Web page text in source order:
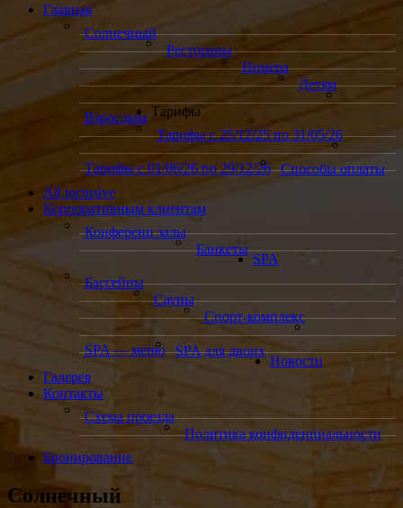
Главная
Солнечный
Рестораны
Номера
Детям
Взрослым Тарифы
Тарифы с 25/12/25 по 31/05/26
Тарифы с 01/06/26 по 29/12/26
Способы оплаты
All inclusive
Корпоративным клиентам
Конференц залы
Банкеты
SPA
Бассейны
Сауны
Спорт-комплекс
SPA — меню SPA для двоих
Новости
Галерея
Контакты
Схема проезда
Политика конфиденциальности
Бронирование
Солнечный